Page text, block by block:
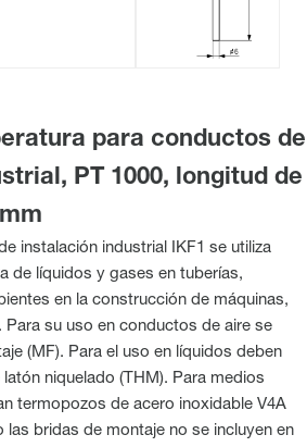
para conductos de
PT 1000, longitud de
instalación industrial IKF1 se utiliza
de líquidos y gases en tuberías,
en la construcción de máquinas,
su uso en conductos de aire se
(MF). Para el uso en líquidos deben
niquelado (THM). Para medios
termopozos de acero inoxidable V4A
las bridas de montaje no se incluyen en